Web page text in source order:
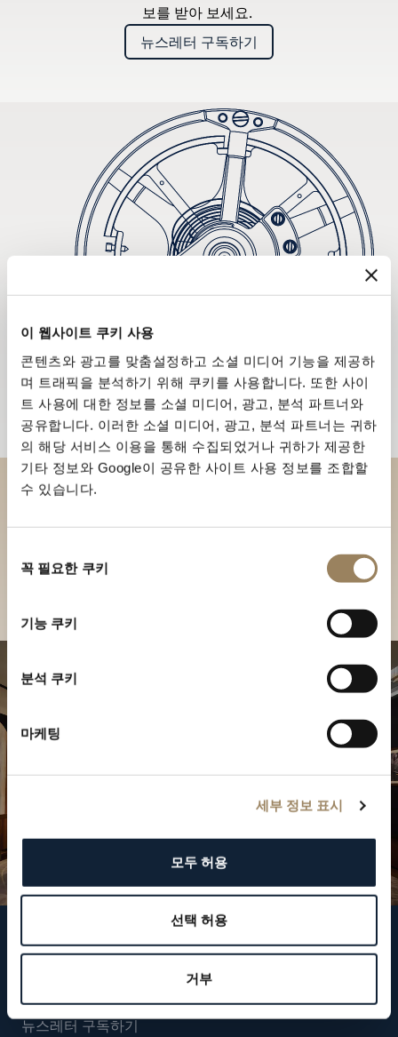
이 웹사이트 쿠키 사용
콘텐츠와 광고를 맞춤설정하고 소셜 미디어 기능을 제공하
며 트래픽을 분석하기 위해 쿠키를 사용합니다. 또한 사이
트 사용에 대한 정보를 소셜 미디어, 광고, 분석 파트너와
공유합니다. 이러한 소셜 미디어, 광고, 분석 파트너는 귀하
의 해당 서비스 이용을 통해 수집되었거나 귀하가 제공한
기타 정보와 Google이 공유한 사이트 사용 정보를 조합할
수 있습니다.
꼭 필요한 쿠키
기능 쿠키
분석 쿠키
마케팅
세부 정보 표시
모두 허용
선택 허용
거부
보를 받아 보세요.
뉴스레터 구독하기
브레게 팔로우하기
뉴스레터 구독하기